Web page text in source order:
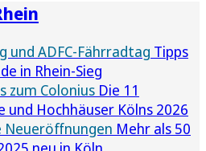
und ADFC-Fährradtag Tipps
in Rhein-Sieg
zum Colonius Die 11
und Hochhäuser Kölns 2026
Neueröffnungen Mehr als 50